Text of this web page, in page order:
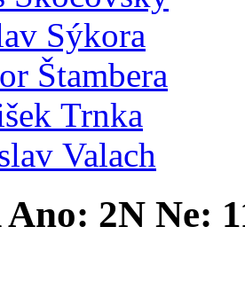
Sýkora
Štambera
Trnka
Valach
Ano: 2N Ne: